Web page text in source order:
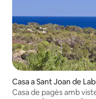
Casa a Sant Joan de
Casa de pagès amb